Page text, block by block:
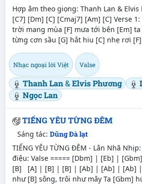
Hợp âm theo giọng: Thanh Lan &
[C7] [Dm] [C] [Cmaj7] [Am] [C] Verse
trời mang mùa [F] mưa tới bên [Em]
từng cơn sầu [G] hắt hiu [C] nhẹ rơi
Nhạc ngoại lời Việt Valse
Thanh Lan&Elvis Phương
Ngọc Lan
TIẾNG YÊU TỪNG ĐÊM
Sáng tác: Dũng Đà lạt
TIẾNG YÊU TỪNG ĐÊM - Lân Nhã
điệu: Valse ===== [Dbm] | [Eb] |
[B] [A] | [B] | [B] | [Ab] | [Ab] | [Ab] |
như [B] sông, trôi như mây Ta [Gbm]